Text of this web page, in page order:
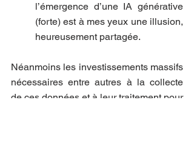
l’émergence d’une IA générative
(forte) est à mes yeux une illusion,
heureusement partagée.
Néanmoins les investissements massifs
nécessaires entre autres à la collecte
de ces données et à leur traitement pour